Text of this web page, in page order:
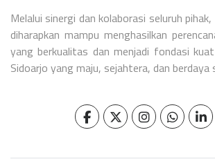
Melalui sinergi dan kolaborasi seluruh
diharapkan mampu menghasilkan
yang berkualitas dan menjadi fondasi
Sidoarjo yang maju, sejahtera, dan berdaya